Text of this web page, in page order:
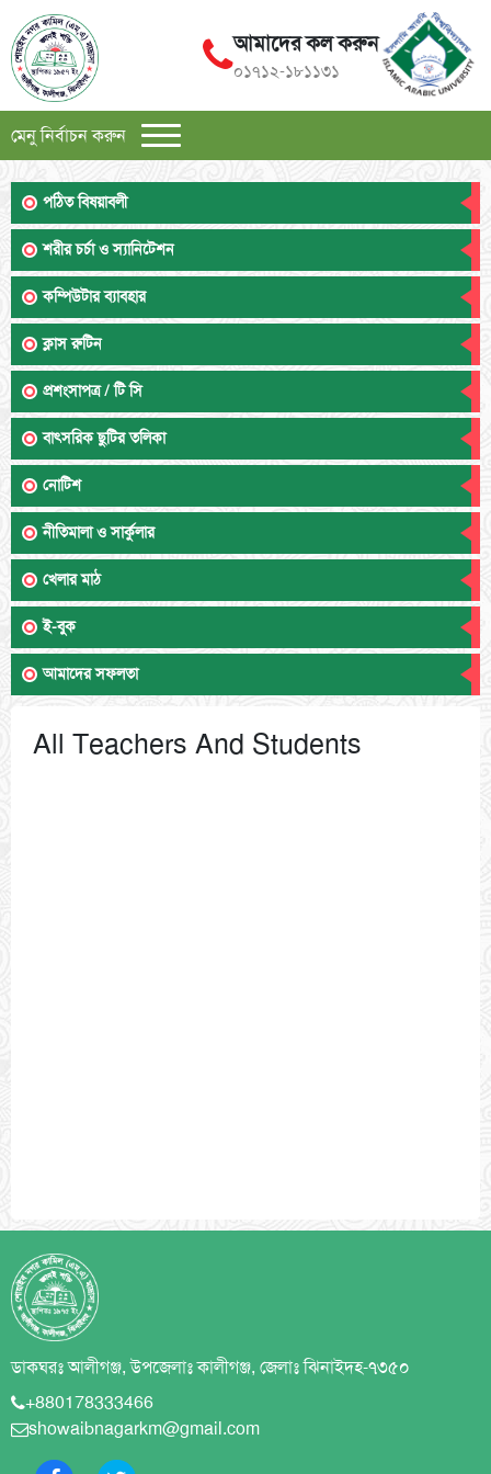
আমাদের কল করুন
০১৭১২-১৮১১৩১
মেনু নির্বাচন করুন
পঠিত বিষয়াবলী
শরীর চর্চা ও স্যানিটেশন
কম্পিউটার ব্যাবহার
ক্লাস রুটিন
প্রশংসাপত্র / টি সি
বাৎসরিক ছুটির তলিকা
নোটিশ
নীতিমালা ও সার্কুলার
খেলার মাঠ
ই-বুক
আমাদের সফলতা
All Teachers And Students
ডাকঘরঃ আলীগঞ্জ, উপজেলাঃ কালীগঞ্জ, জেলাঃ ঝিনাইদহ-৭৩৫০
+880178333466
showaibnagarkm@gmail.com